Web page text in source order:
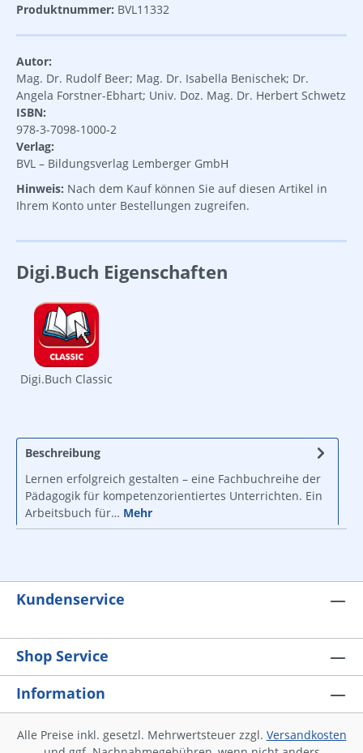
Produktnummer: BVL11332
Autor:
Mag. Dr. Rudolf Beer; Mag. Dr. Isabella Benischek; Dr.
Angela Forstner-Ebhart; Univ. Doz. Mag. Dr. Herbert Schwetz
ISBN:
978-3-7098-1000-2
Verlag:
BVL – Bildungsverlag Lemberger GmbH
Hinweis: Nach dem Kauf können Sie auf diesen Artikel in
Ihrem Konto unter Bestellungen zugreifen.
Digi.Buch Eigenschaften
Digi.Buch Classic
Beschreibung
Lernen erfolgreich gestalten – eine Fachbuchreihe der
Pädagogik für kompetenzorientiertes Unterrichten. Ein
Arbeitsbuch für… Mehr
Kundenservice
Shop Service
Information
Alle Preise inkl. gesetzl. Mehrwertsteuer zzgl. Versandkosten